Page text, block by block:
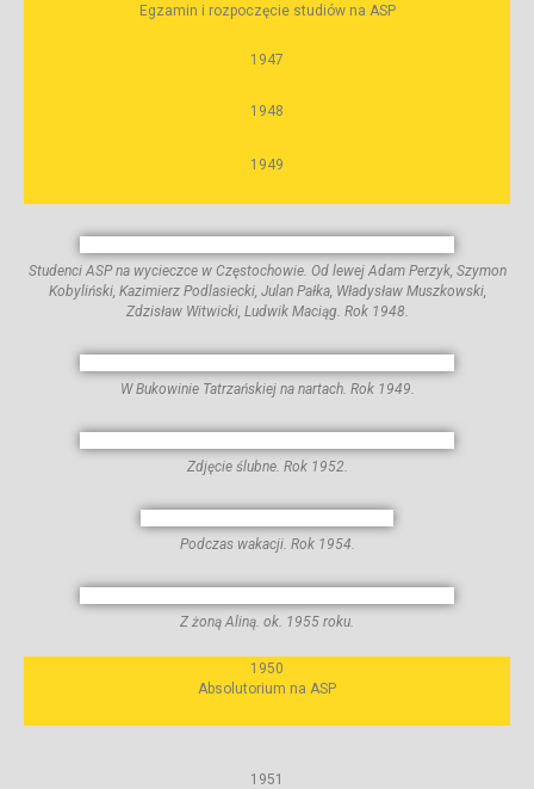
Egzamin i rozpoczęcie studiów na ASP
1947
1948
1949
Studenci ASP na wycieczce w Częstochowie. Od lewej Adam Perzyk, Szymon
Kobyliński, Kazimierz Podlasiecki, Julan Pałka, Władysław Muszkowski,
Zdzisław Witwicki, Ludwik Maciąg. Rok 1948.
W Bukowinie Tatrzańskiej na nartach. Rok 1949.
Zdjęcie ślubne. Rok 1952.
Podczas wakacji. Rok 1954.
Z żoną Aliną. ok. 1955 roku.
1950
Absolutorium na ASP
1951